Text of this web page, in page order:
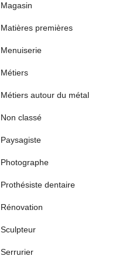
Magasin
Matières premières
Menuiserie
Métiers
Métiers autour du métal
Non classé
Paysagiste
Photographe
Prothésiste dentaire
Rénovation
Sculpteur
Serrurier